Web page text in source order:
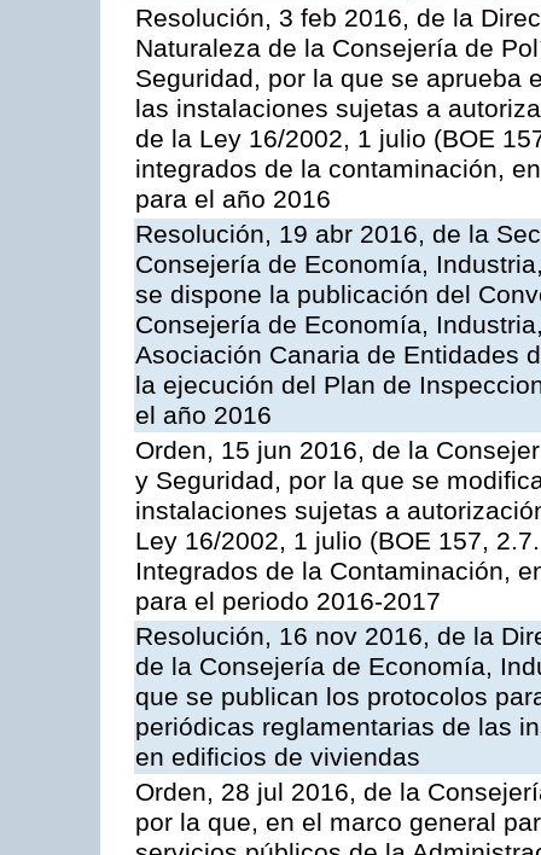
Resolución, 3 feb 2016, de la
Naturaleza de la Consejería de
Seguridad, por la que se aprueba
las instalaciones sujetas a
de la Ley 16/2002, 1 julio (BOE
integrados de la contaminación,
para el año 2016
Resolución, 19 abr 2016, de la
Consejería de Economía,
se dispone la publicación del
Consejería de Economía,
Asociación Canaria de Entidades
la ejecución del Plan de
el año 2016
Orden, 15 jun 2016, de la
y Seguridad, por la que se
instalaciones sujetas a
Ley 16/2002, 1 julio (BOE 157,
Integrados de la Contaminación,
para el periodo 2016-2017
Resolución, 16 nov 2016, de la
de la Consejería de Economía,
que se publican los protocolos
periódicas reglamentarias de las
en edificios de viviendas
Orden, 28 jul 2016, de la
por la que, en el marco general